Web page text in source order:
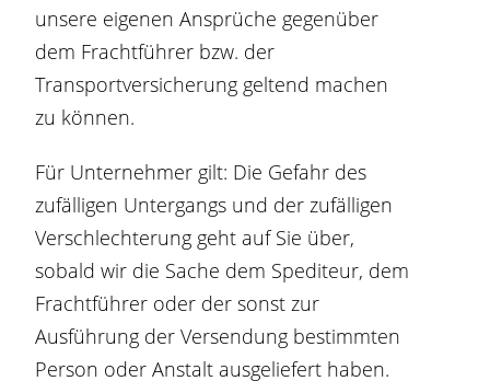
unsere eigenen Ansprüche gegenüber
dem Frachtführer bzw. der
Transportversicherung geltend machen
zu können.
Für Unternehmer gilt: Die Gefahr des
zufälligen Untergangs und der zufälligen
Verschlechterung geht auf Sie über,
sobald wir die Sache dem Spediteur, dem
Frachtführer oder der sonst zur
Ausführung der Versendung bestimmten
Person oder Anstalt ausgeliefert haben.